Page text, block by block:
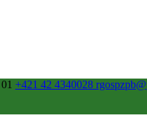
+421 42 4340028